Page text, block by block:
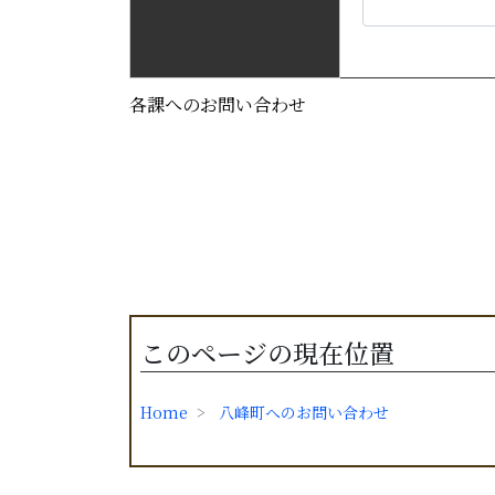
各課へのお問い合わせ
このページの現在位置
Home 八峰町へのお問い合わせ